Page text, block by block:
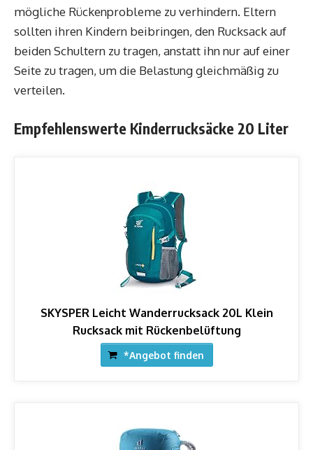
mögliche Rückenprobleme zu verhindern. Eltern
sollten ihren Kindern beibringen, den Rucksack auf
beiden Schultern zu tragen, anstatt ihn nur auf einer
Seite zu tragen, um die Belastung gleichmäßig zu
verteilen.
Empfehlenswerte Kinderrucksäcke 20 Liter
SKYSPER Leicht Wanderrucksack 20L Klein
Rucksack mit Rückenbelüftung
*Angebot finden